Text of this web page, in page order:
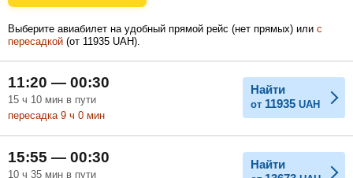
Февраль
Май Июль
Выберите авиабилет на удобный прямой рейс (нет прямых) или с
пересадкой (от 11935 UAH).
11:20 — 00:30
15 ч 10 мин в пути
пересадка 9 ч 0 мин
Найти
от 11935 UAH
15:55 — 00:30
10 ч 35 мин в пути
Найти